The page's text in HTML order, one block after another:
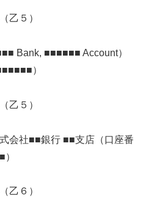
乙５）
Bank, ■■■■■■ Account）
）
乙５）
会社■■銀行 ■■支店（口座番
乙６）